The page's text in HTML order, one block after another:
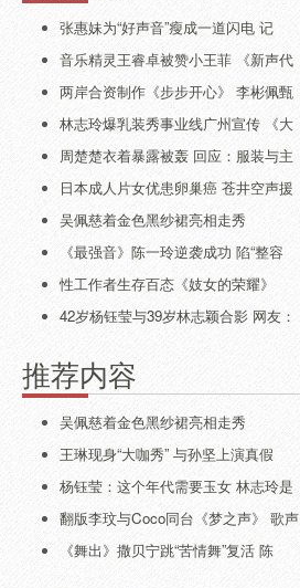
张惠妹为“好声音”瘦成一道闪电 记
音乐精灵王睿卓被赞小王菲 《新声代
两岸合资制作《步步开心》 李彬佩甄
林志玲爆乳装秀事业线广州宣传 《大
周楚楚衣着暴露被轰 回应：服装与主
日本成人片女优患卵巢癌 苍井空声援
吴佩慈着金色黑纱裙亮相走秀
《最强音》陈一玲逆袭成功 陷“整容
性工作者生存百态《妓女的荣耀》
42岁杨钰莹与39岁林志颖合影 网友：
推荐内容
吴佩慈着金色黑纱裙亮相走秀
王琳现身“大咖秀” 与孙坚上演真假
杨钰莹：这个年代需要玉女 林志玲是
翻版李玟与Coco同台《梦之声》 歌声
《舞出》撒贝宁跳“苦情舞”复活 陈